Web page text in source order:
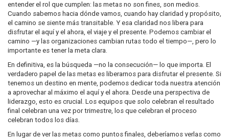
entender el rol que cumplen: las metas no son fines, son medios.
Cuando sabemos hacia dónde vamos, cuando hay claridad y propósito,
el camino se siente más transitable. Y esa claridad nos libera para
disfrutar el aquí y el ahora, el viaje y el presente. Podemos cambiar el
camino —y las organizaciones cambian rutas todo el tiempo—, pero lo
importante es tener la meta clara.
En definitiva, es la búsqueda —no la consecución— lo que importa. El
verdadero papel de las metas es liberarnos para disfrutar el presente. Si
tenemos un destino en mente, podemos dedicar toda nuestra atención
a aprovechar al máximo el aquí y el ahora. Desde una perspectiva de
liderazgo, esto es crucial. Los equipos que solo celebran el resultado
final celebran una vez por trimestre, los que celebran el proceso
celebran todos los días.
En lugar de ver las metas como puntos finales, deberíamos verlas como